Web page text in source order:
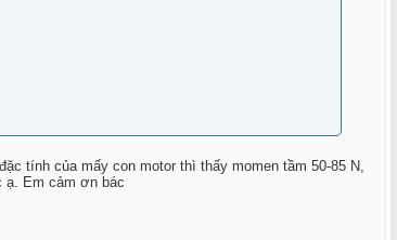
tính của mấy con motor thì thấy momen tầm 50-85 N,
ạ. Em cảm ơn bác